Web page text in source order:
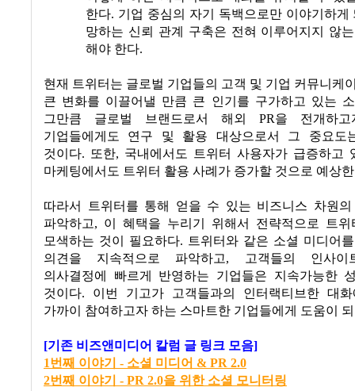
한다. 기업 중심의 자기 독백으로만 이야기하게
망하는 신뢰 관계 구축은 전혀 이루어지지 않
해야 한다.
현재 트위터는 글로벌 기업들의 고객 및 기업 커뮤니케
큰 변화를 이끌어낼 만큼 큰 인기를 구가하고 있는
그만큼 글로벌 브랜드로서 해외
PR을 전개하
기업들에게도 연구 및 활용 대상으로서 그 중요도
것이다. 또한, 국내에서도 트위터 사용자가 급증하고
마케팅에서도 트위터 활용 사례가 증가할 것으로 예상
따라서 트위터를 통해 얻을 수 있는 비즈니스 차원
파악하고, 이 혜택을 누리기 위해서 전략적으로 트
모색하는 것이 필요하다. 트위터와 같은 소셜 미디어
의견을 지속적으로 파악하고, 고객들의 인사이
의사결정에 빠르게 반영하는 기업들은 지속가능한
것이다. 이번 기고가 고객들과의 인터랙티브한 대
가까이 참여하고자 하는 스마트한 기업들에게 도움이
[기존 비즈앤미디어 칼럼 글 링크 모음]
1번째 이야기 - 소셜 미디어 & PR 2.0
2번째 이야기 - PR 2.0을 위한 소셜 모니터링